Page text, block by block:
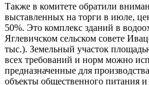
Также в комитете обратили
выставленных на торги в июле,
50%. Это комплекс зданий в
Яглевичском сельском совете
тыс.). Земельный участок
всех требований и норм можно
предназначенные для
объекты общественного питания